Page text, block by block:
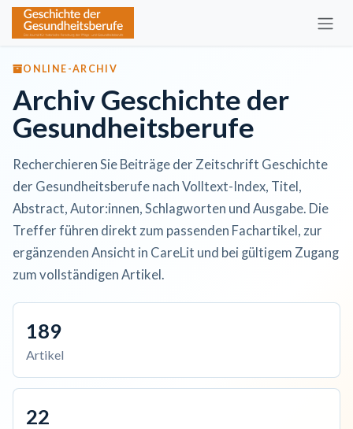
Zum Inhalt springen
ONLINE-ARCHIV
Archiv Geschichte der
Gesundheitsberufe
Recherchieren Sie Beiträge der Zeitschrift Geschichte
der Gesundheitsberufe nach Volltext-Index, Titel,
Abstract, Autor:innen, Schlagworten und Ausgabe. Die
Treffer führen direkt zum passenden Fachartikel, zur
ergänzenden Ansicht in CareLit und bei gültigem Zugang
zum vollständigen Artikel.
189
Artikel
22